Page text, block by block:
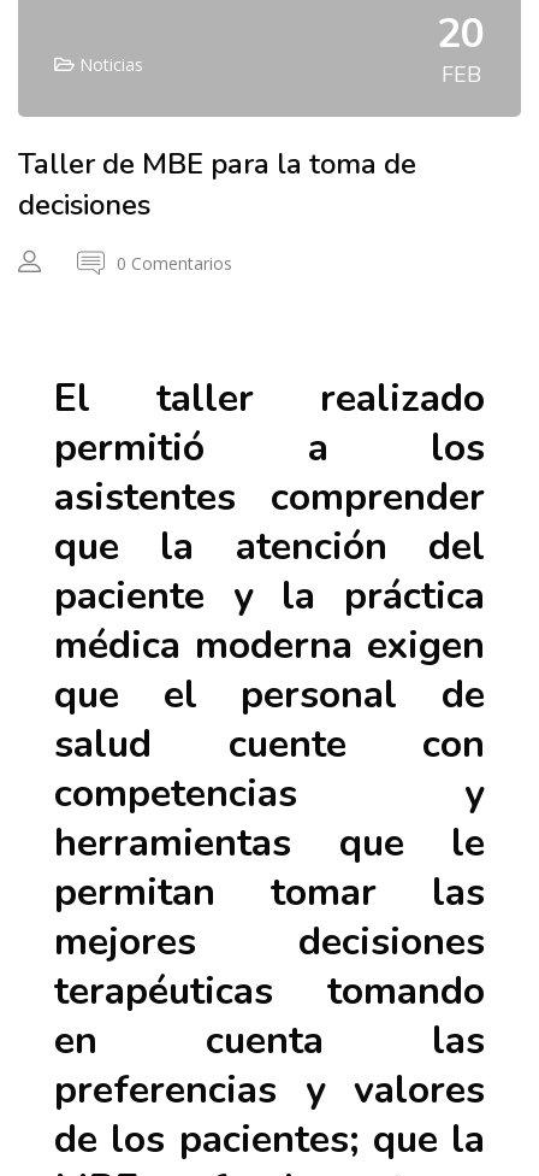
Noticias
20
FEB
Taller de MBE para la toma de
decisiones
0 Comentarios
El taller realizado
permitió a los
asistentes comprender
que la atención del
paciente y la práctica
médica moderna exigen
que el personal de
salud cuente con
competencias y
herramientas que le
permitan tomar las
mejores decisiones
terapéuticas tomando
en cuenta las
preferencias y valores
de los pacientes; que la